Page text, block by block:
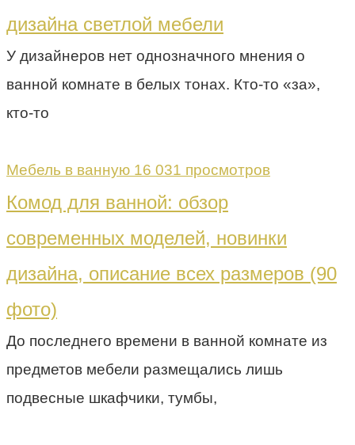
дизайна светлой мебели
У дизайнеров нет однозначного мнения о
ванной комнате в белых тонах. Кто-то «за»,
кто-то
Мебель в ванную 16 031 просмотров
Комод для ванной: обзор
современных моделей, новинки
дизайна, описание всех размеров (90
фото)
До последнего времени в ванной комнате из
предметов мебели размещались лишь
подвесные шкафчики, тумбы,